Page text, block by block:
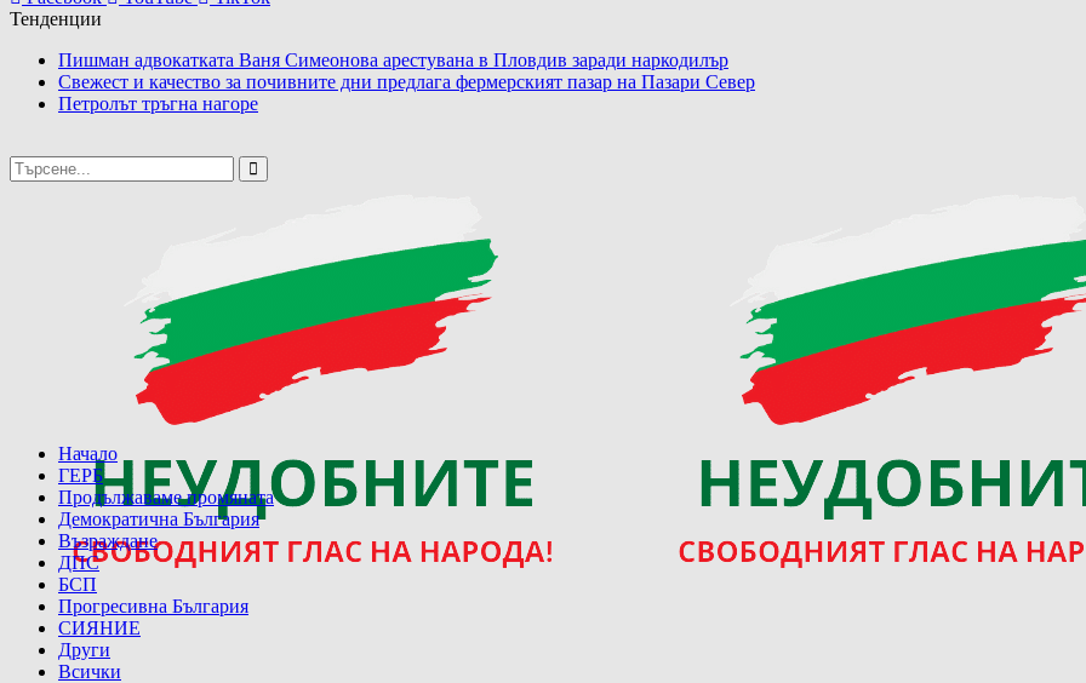
Тенденции
Пишман адвокатката Ваня Симеонова арестувана в Пловдив заради наркодилър
Свежест и качество за почивните дни предлага фермерският пазар на Пазари Север
Петролът тръгна нагоре
Начало
ГЕРБ
Продължаваме промяната
Демократична България
Възраждане
ДПС
БСП
Прогресивна България
СИЯНИЕ
Други
Всички